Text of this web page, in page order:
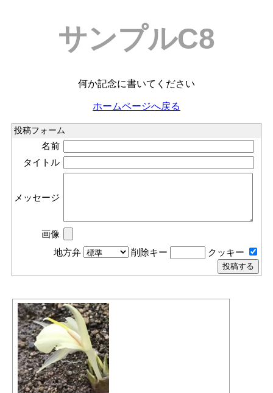
サンプルC8
何か記念に書いてください
ホームページへ戻る
投稿フォーム
名前
タイトル
メッセージ
画像
地方弁
削除キー クッキー